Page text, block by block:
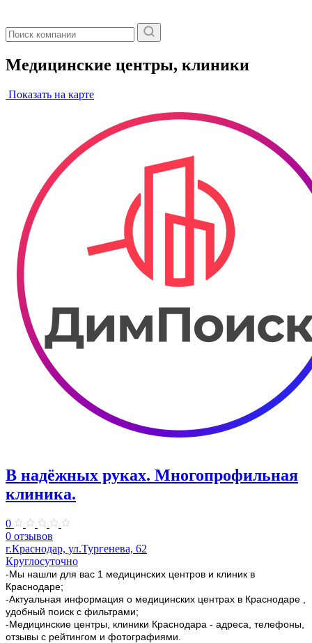
Медицинские центры, клиники
Показать на карте
В надёжных руках. Многопрофильная
клиника.
0
0 отзывов
г.Краснодар, ул.Тургенева, 62
Круглосуточно
-Мы нашли для вас 1 медицинских центров и клиник в
Краснодаре;
-Актуальная информация о медицинских центрах в Краснодаре ,
удобный поиск с фильтрами;
-Медицинские центры, клиники Краснодара - адреса, телефоны,
отзывы с рейтингом и фотографиями.